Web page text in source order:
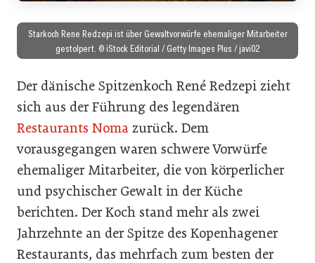
Starkoch Rene Redzepi ist über Gewaltvorwürfe ehemaliger Mitarbeiter
gestolpert. © iStock Editorial / Getty Images Plus / javi02
Der dänische Spitzenkoch René Redzepi zieht
sich aus der Führung des legendären
Restaurants Noma zurück. Dem
vorausgegangen waren schwere Vorwürfe
ehemaliger Mitarbeiter, die von körperlicher
und psychischer Gewalt in der Küche
berichten. Der Koch stand mehr als zwei
Jahrzehnte an der Spitze des Kopenhagener
Restaurants, das mehrfach zum besten der